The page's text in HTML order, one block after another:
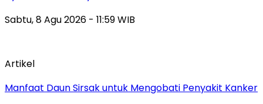
Sabtu, 8 Agu 2026 - 11:59 WIB
Artikel
Manfaat Daun Sirsak untuk Mengobati Penyakit Kanker